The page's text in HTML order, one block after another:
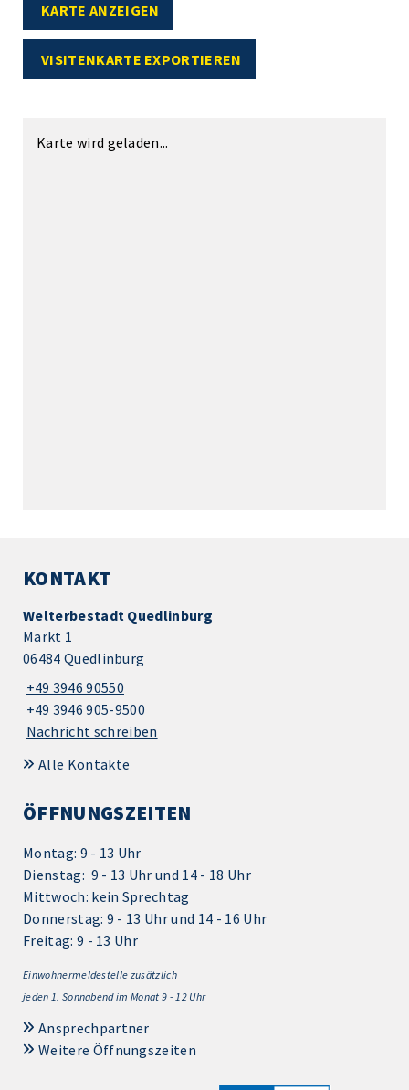
KARTE ANZEIGEN
VISITENKARTE EXPORTIEREN
Karte wird geladen...
KONTAKT
Welterbestadt Quedlinburg
Markt 1
06484 Quedlinburg
+49 3946 90550
+49 3946 905-9500
Nachricht schreiben
Alle Kontakte
ÖFFNUNGSZEITEN
Montag: 9 - 13 Uhr
Dienstag: 9 - 13 Uhr und 14 - 18 Uhr
Mittwoch: kein Sprechtag
Donnerstag: 9 - 13 Uhr und 14 - 16 Uhr
Freitag: 9 - 13 Uhr
Einwohnermeldestelle zusätzlich
jeden 1. Sonnabend im Monat 9 - 12 Uhr
Ansprechpartner
Weitere Öffnungszeiten